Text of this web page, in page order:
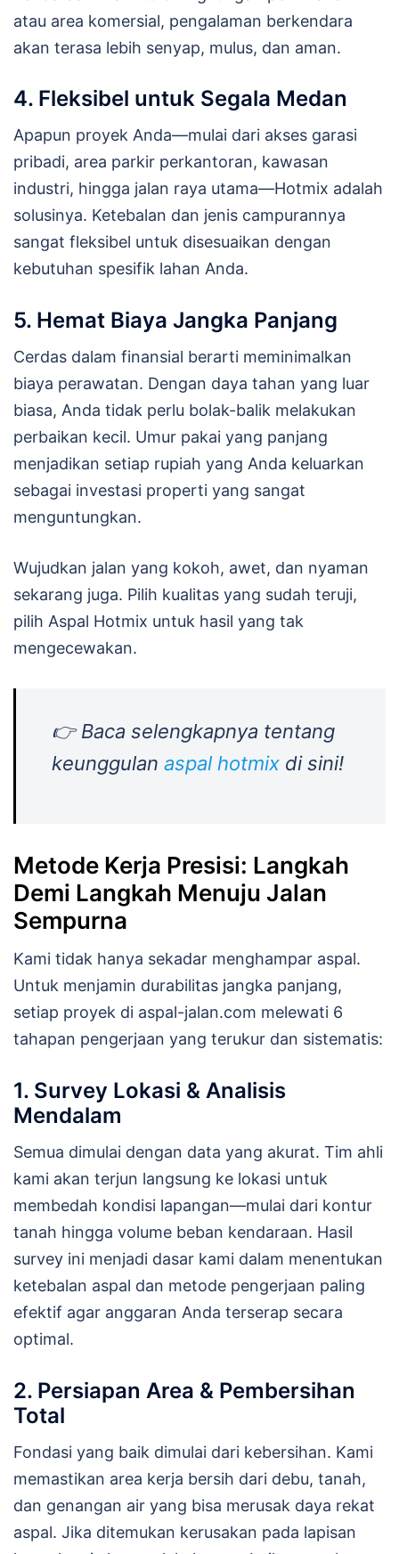
atau area komersial, pengalaman berkendara
akan terasa lebih senyap, mulus, dan aman.
4. Fleksibel untuk Segala Medan
Apapun proyek Anda—mulai dari akses garasi
pribadi, area parkir perkantoran, kawasan
industri, hingga jalan raya utama—Hotmix adalah
solusinya. Ketebalan dan jenis campurannya
sangat fleksibel untuk disesuaikan dengan
kebutuhan spesifik lahan Anda.
5. Hemat Biaya Jangka Panjang
Cerdas dalam finansial berarti meminimalkan
biaya perawatan. Dengan daya tahan yang luar
biasa, Anda tidak perlu bolak-balik melakukan
perbaikan kecil. Umur pakai yang panjang
menjadikan setiap rupiah yang Anda keluarkan
sebagai investasi properti yang sangat
menguntungkan.
Wujudkan jalan yang kokoh, awet, dan nyaman
sekarang juga. Pilih kualitas yang sudah teruji,
pilih Aspal Hotmix untuk hasil yang tak
mengecewakan.
👉 Baca selengkapnya tentang
keunggulan aspal hotmix di sini!
Metode Kerja Presisi: Langkah
Demi Langkah Menuju Jalan
Sempurna
Kami tidak hanya sekadar menghampar aspal.
Untuk menjamin durabilitas jangka panjang,
setiap proyek di aspal-jalan.com melewati 6
tahapan pengerjaan yang terukur dan sistematis:
1. Survey Lokasi & Analisis
Mendalam
Semua dimulai dengan data yang akurat. Tim ahli
kami akan terjun langsung ke lokasi untuk
membedah kondisi lapangan—mulai dari kontur
tanah hingga volume beban kendaraan. Hasil
survey ini menjadi dasar kami dalam menentukan
ketebalan aspal dan metode pengerjaan paling
efektif agar anggaran Anda terserap secara
optimal.
2. Persiapan Area & Pembersihan
Total
Fondasi yang baik dimulai dari kebersihan. Kami
memastikan area kerja bersih dari debu, tanah,
dan genangan air yang bisa merusak daya rekat
aspal. Jika ditemukan kerusakan pada lapisan